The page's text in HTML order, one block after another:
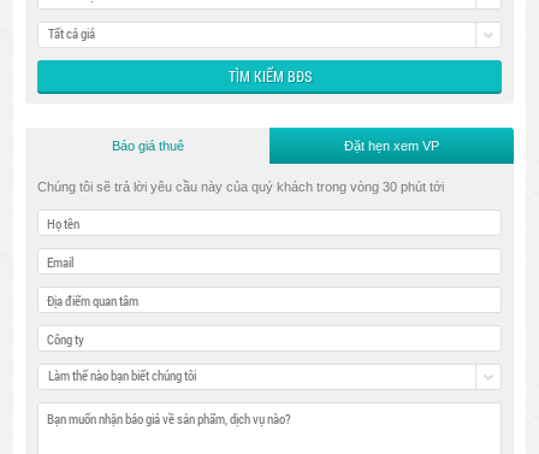
Tất cả giá
Báo giá thuê Đặt hẹn xem VP
Chúng tôi sẽ trả lời yêu cầu này của quý khách trong vòng 30 phút tới
Làm thế nào bạn biết chúng tôi